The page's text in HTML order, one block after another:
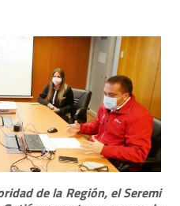
de la Región, el Seremi